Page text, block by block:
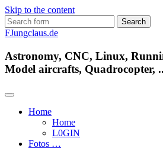
Skip to the content
Search
for:
FJungclaus.de
Astronomy, CNC, Linux,
Model aircrafts, Quadrocopter,
Home
Home
L​0​​GIN
Fotos …